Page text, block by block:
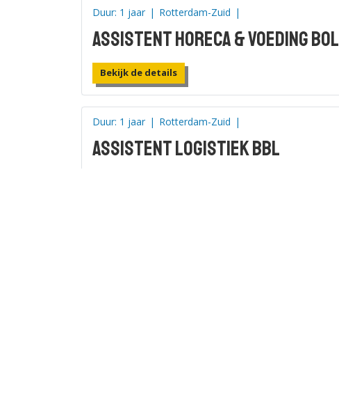
Duur: 1 jaar | Rotterdam-Zuid |
Assistent horeca & voeding BOL
Bekijk de details
Duur: 1 jaar | Rotterdam-Zuid |
Assistent logistiek BBL